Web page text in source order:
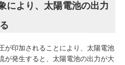
により、太陽電池の出力
が印加されることにより、太陽電池
が発生すると、太陽電池の出力が大